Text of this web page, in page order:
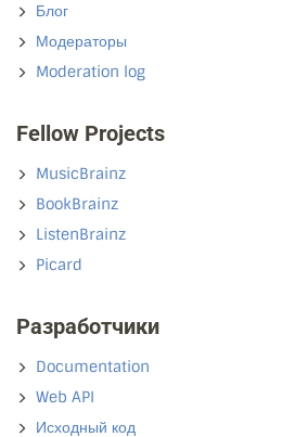
Блог
Модераторы
Moderation log
Fellow Projects
MusicBrainz
BookBrainz
ListenBrainz
Picard
Разработчики
Documentation
Web API
Исходный код